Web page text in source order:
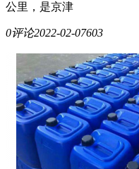
公里，是京津
0评论2022-02-07603